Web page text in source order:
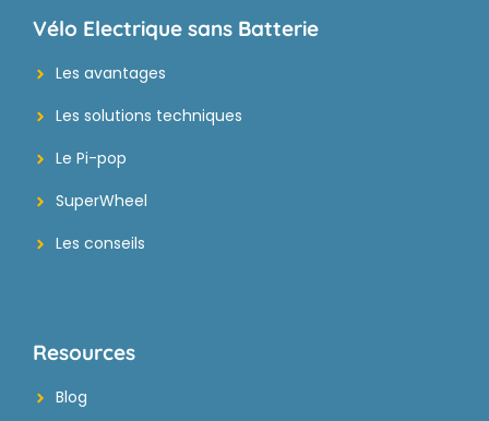
Vélo Electrique sans Batterie
Les avantages
Les solutions techniques
Le Pi-pop
SuperWheel
Les conseils
Resources
Blog